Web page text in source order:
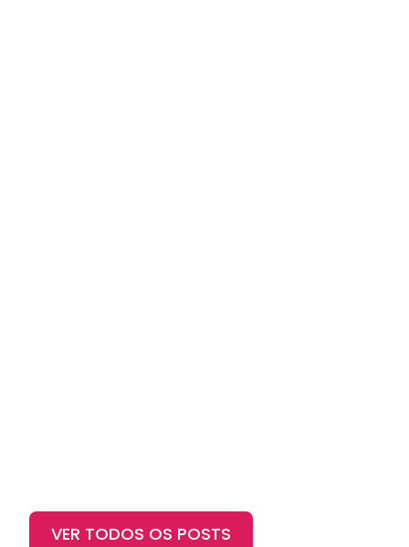
VER TODOS OS POSTS